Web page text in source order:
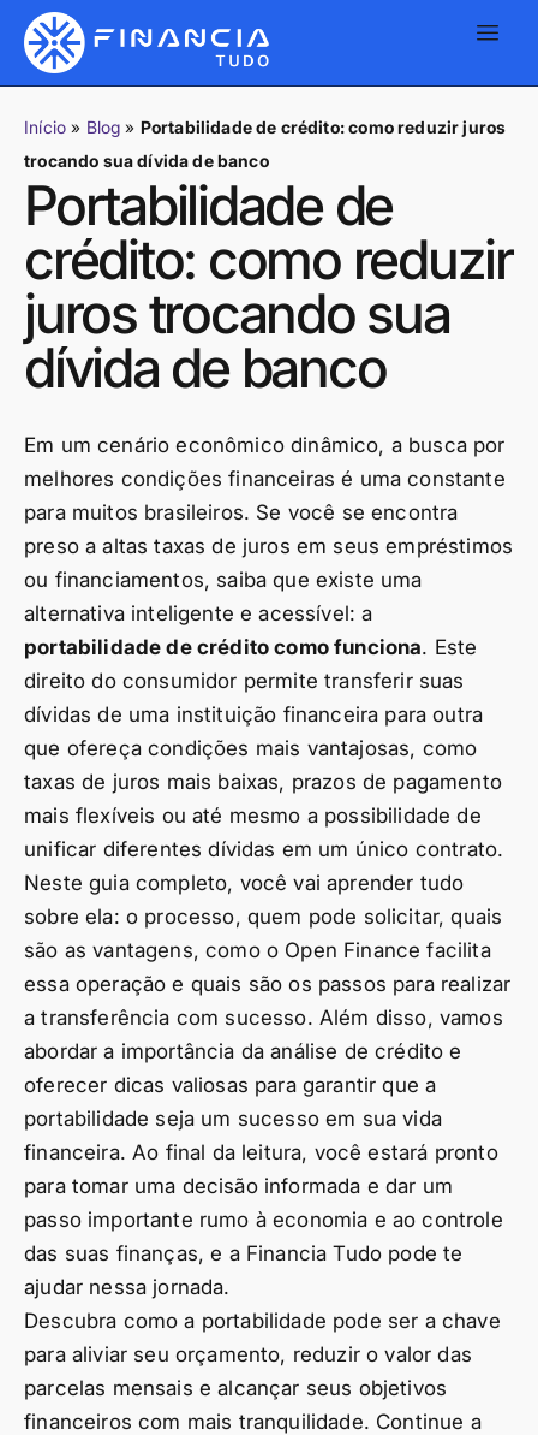
Início » Blog » Portabilidade de crédito: como reduzir juros
trocando sua dívida de banco
Portabilidade de
crédito: como reduzir
juros trocando sua
dívida de banco
Em um cenário econômico dinâmico, a busca por
melhores condições financeiras é uma constante
para muitos brasileiros. Se você se encontra
preso a altas taxas de juros em seus empréstimos
ou financiamentos, saiba que existe uma
alternativa inteligente e acessível: a
portabilidade de crédito como funciona. Este
direito do consumidor permite transferir suas
dívidas de uma instituição financeira para outra
que ofereça condições mais vantajosas, como
taxas de juros mais baixas, prazos de pagamento
mais flexíveis ou até mesmo a possibilidade de
unificar diferentes dívidas em um único contrato.
Neste guia completo, você vai aprender tudo
sobre ela: o processo, quem pode solicitar, quais
são as vantagens, como o Open Finance facilita
essa operação e quais são os passos para realizar
a transferência com sucesso. Além disso, vamos
abordar a importância da análise de crédito e
oferecer dicas valiosas para garantir que a
portabilidade seja um sucesso em sua vida
financeira. Ao final da leitura, você estará pronto
para tomar uma decisão informada e dar um
passo importante rumo à economia e ao controle
das suas finanças, e a Financia Tudo pode te
ajudar nessa jornada.
Descubra como a portabilidade pode ser a chave
para aliviar seu orçamento, reduzir o valor das
parcelas mensais e alcançar seus objetivos
financeiros com mais tranquilidade. Continue a